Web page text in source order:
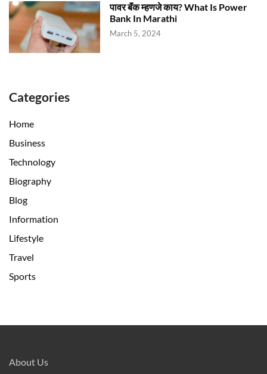
पावर बॅंक म्हणजे काय? What Is Power
Bank In Marathi
March 5, 2024
Categories
Home
Business
Technology
Biography
Blog
Information
Lifestyle
Travel
Sports
About Us